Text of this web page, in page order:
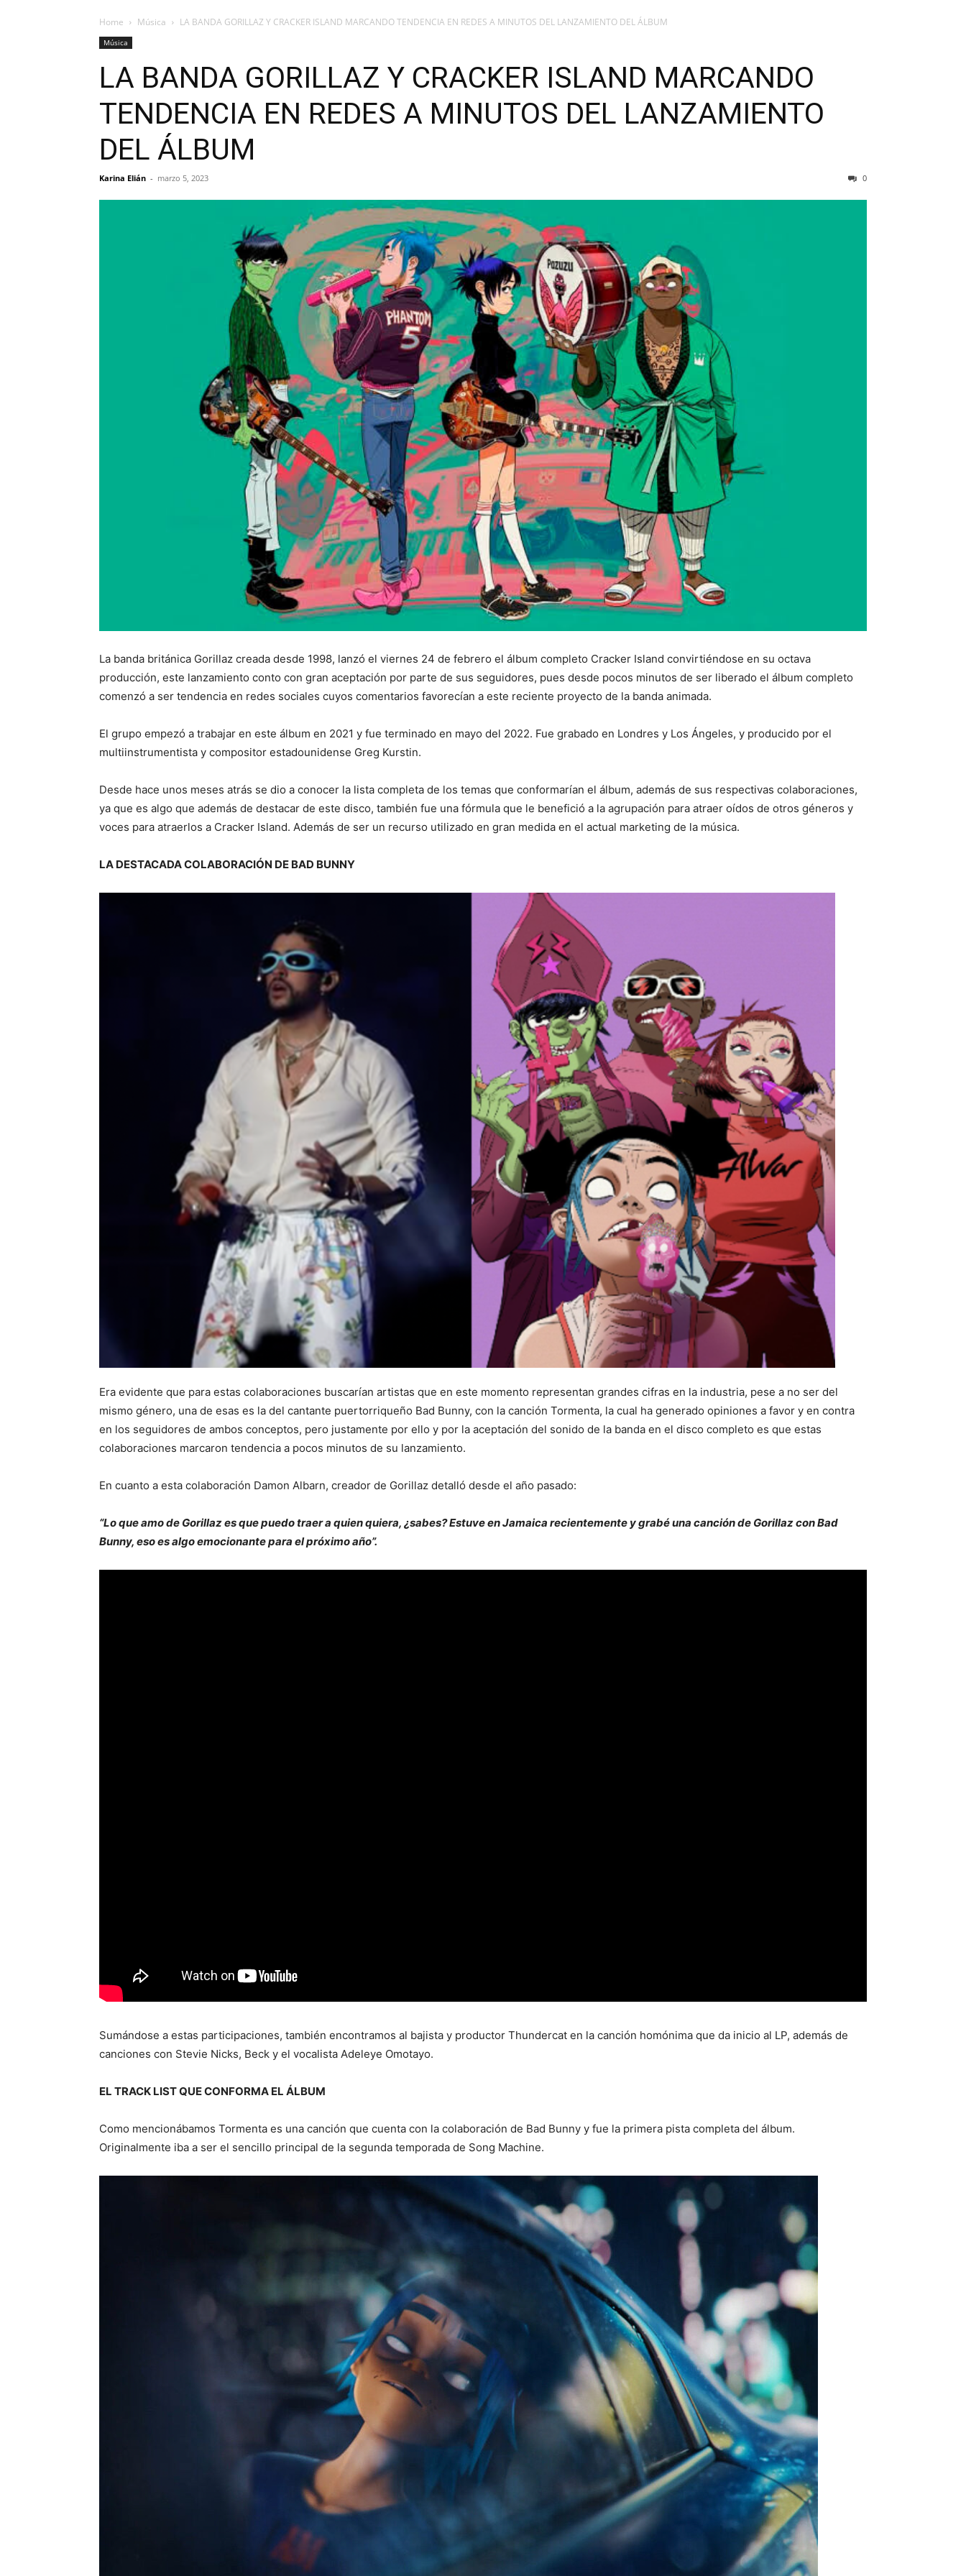
Home Música LA BANDA GORILLAZ Y CRACKER ISLAND MARCANDO TENDENCIA EN REDES A MINUTOS DEL LANZAMIENTO DEL ÁLBUM
Música
LA BANDA GORILLAZ Y CRACKER ISLAND MARCANDO
TENDENCIA EN REDES A MINUTOS DEL LANZAMIENTO
DEL ÁLBUM
Karina Elián - marzo 5, 2023 0
La banda británica Gorillaz creada desde 1998, lanzó el viernes 24 de febrero el álbum completo Cracker Island convirtiéndose en su octava
producción, este lanzamiento conto con gran aceptación por parte de sus seguidores, pues desde pocos minutos de ser liberado el álbum completo
comenzó a ser tendencia en redes sociales cuyos comentarios favorecían a este reciente proyecto de la banda animada.
El grupo empezó a trabajar en este álbum en 2021 y fue terminado en mayo del 2022. Fue grabado en Londres y Los Ángeles, y producido por el
multiinstrumentista y compositor estadounidense Greg Kurstin.
Desde hace unos meses atrás se dio a conocer la lista completa de los temas que conformarían el álbum, además de sus respectivas colaboraciones,
ya que es algo que además de destacar de este disco, también fue una fórmula que le benefició a la agrupación para atraer oídos de otros géneros y
voces para atraerlos a Cracker Island. Además de ser un recurso utilizado en gran medida en el actual marketing de la música.
LA DESTACADA COLABORACIÓN DE BAD BUNNY
Era evidente que para estas colaboraciones buscarían artistas que en este momento representan grandes cifras en la industria, pese a no ser del
mismo género, una de esas es la del cantante puertorriqueño Bad Bunny, con la canción Tormenta, la cual ha generado opiniones a favor y en contra
en los seguidores de ambos conceptos, pero justamente por ello y por la aceptación del sonido de la banda en el disco completo es que estas
colaboraciones marcaron tendencia a pocos minutos de su lanzamiento.
En cuanto a esta colaboración Damon Albarn, creador de Gorillaz detalló desde el año pasado:
“Lo que amo de Gorillaz es que puedo traer a quien quiera, ¿sabes? Estuve en Jamaica recientemente y grabé una canción de Gorillaz con Bad
Bunny, eso es algo emocionante para el próximo año”.
Sumándose a estas participaciones, también encontramos al bajista y productor Thundercat en la canción homónima que da inicio al LP, además de
canciones con Stevie Nicks, Beck y el vocalista Adeleye Omotayo.
EL TRACK LIST QUE CONFORMA EL ÁLBUM
Como mencionábamos Tormenta es una canción que cuenta con la colaboración de Bad Bunny y fue la primera pista completa del álbum.
Originalmente iba a ser el sencillo principal de la segunda temporada de Song Machine.